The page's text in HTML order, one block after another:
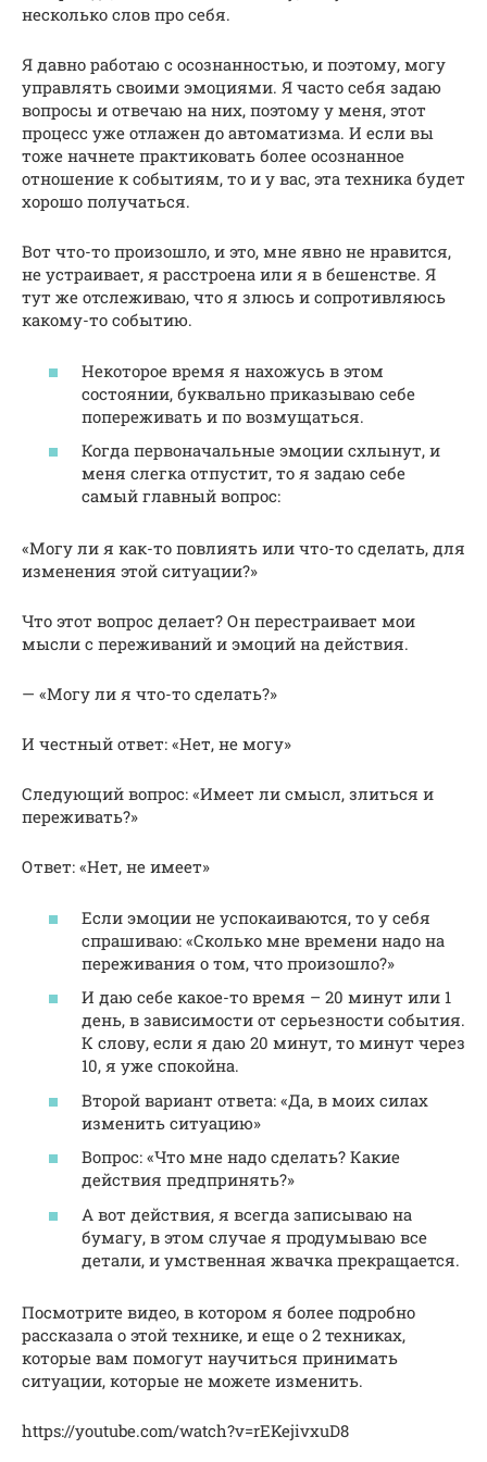
несколько слов про себя.
Я давно работаю с осознанностью, и поэтому, могу
управлять своими эмоциями. Я часто себя задаю
вопросы и отвечаю на них, поэтому у меня, этот
процесс уже отлажен до автоматизма. И если вы
тоже начнете практиковать более осознанное
отношение к событиям, то и у вас, эта техника будет
хорошо получаться.
Вот что-то произошло, и это, мне явно не нравится,
не устраивает, я расстроена или я в бешенстве. Я
тут же отслеживаю, что я злюсь и сопротивляюсь
какому-то событию.
Некоторое время я нахожусь в этом
состоянии, буквально приказываю себе
попереживать и по возмущаться.
Когда первоначальные эмоции схлынут, и
меня слегка отпустит, то я задаю себе
самый главный вопрос:
«Могу ли я как-то повлиять или что-то сделать, для
изменения этой ситуации?»
Что этот вопрос делает? Он перестраивает мои
мысли с переживаний и эмоций на действия.
— «Могу ли я что-то сделать?»
И честный ответ: «Нет, не могу»
Следующий вопрос: «Имеет ли смысл, злиться и
переживать?»
Ответ: «Нет, не имеет»
Если эмоции не успокаиваются, то у себя
спрашиваю: «Сколько мне времени надо на
переживания о том, что произошло?»
И даю себе какое-то время – 20 минут или 1
день, в зависимости от серьезности события.
К слову, если я даю 20 минут, то минут через
10, я уже спокойна.
Второй вариант ответа: «Да, в моих силах
изменить ситуацию»
Вопрос: «Что мне надо сделать? Какие
действия предпринять?»
А вот действия, я всегда записываю на
бумагу, в этом случае я продумываю все
детали, и умственная жвачка прекращается.
Посмотрите видео, в котором я более подробно
рассказала о этой технике, и еще о 2 техниках,
которые вам помогут научиться принимать
ситуации, которые не можете изменить.
https://youtube.com/watch?v=rEKejivxuD8